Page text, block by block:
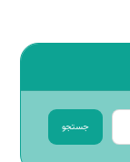
جستجو